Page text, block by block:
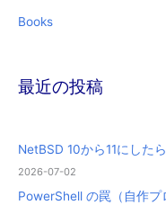
Books
最近の投稿
NetBSD 10から11にした
2026-07-02
PowerShell の罠（自作プ